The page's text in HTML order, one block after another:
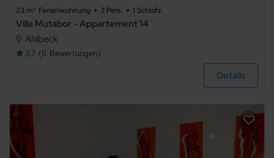
23 m² Ferienwohnung 3 Pers. 1 Schlafz.
Villa Mutabor - Appartement 14
Ahlbeck
3,7 11 Bewertungen
Details